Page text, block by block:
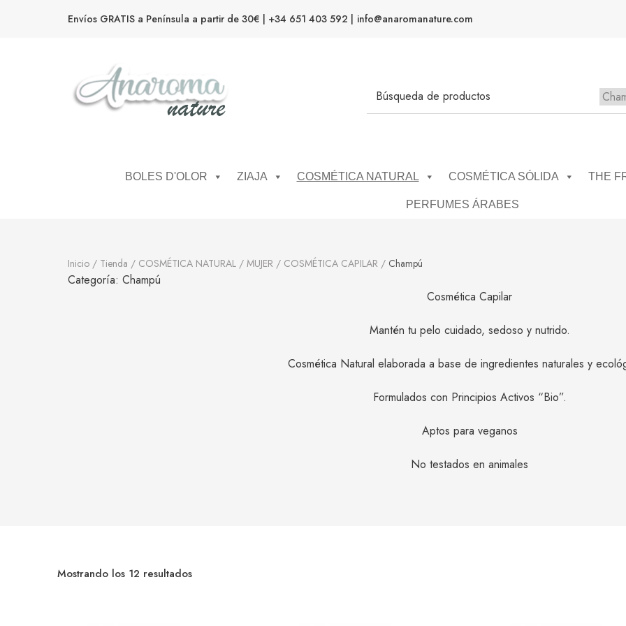
Envíos GRATIS a Península a partir de 30€ | +34 651 403 592 | info@anaromanature.com
BOLES D'OLOR ZIAJA COSMÉTICA NATURAL COSMÉTICA SÓLIDA THE
PERFUMES ÁRABES
Inicio / Tienda / COSMÉTICA NATURAL / MUJER / COSMÉTICA CAPILAR / Champú
Categoría: Champú
Cosmética Capilar
Mantén tu pelo cuidado, sedoso y nutrido.
Cosmética Natural elaborada a base de ingredientes naturales y
Formulados con Principios Activos “Bio”.
Aptos para veganos
No testados en animales
Mostrando los 12 resultados